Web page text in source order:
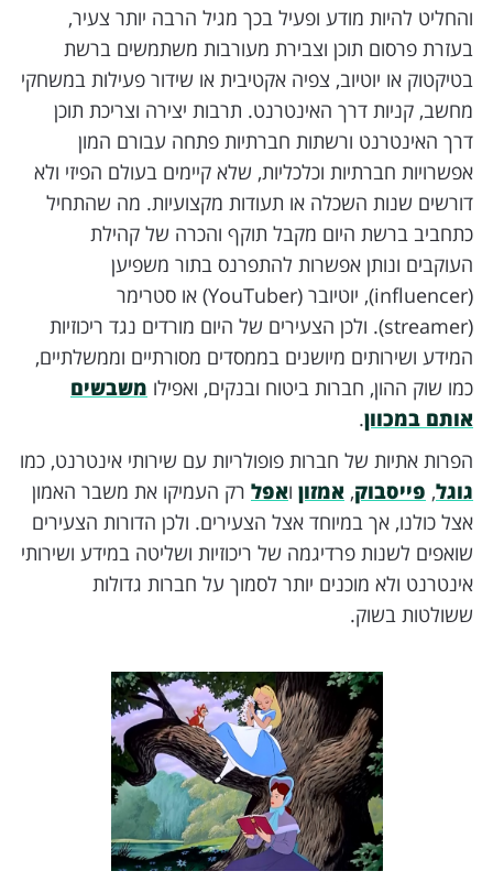
והחליט להיות מודע ופעיל בכך מגיל הרבה יותר צעיר,
בעזרת פרסום תוכן וצבירת מעורבות משתמשים ברשת
בטיקטוק או יוטיוב, צפיה אקטיבית או שידור פעילות במשחקי
מחשב, קניות דרך האינטרנט. תרבות יצירה וצריכת תוכן
דרך האינטרנט ורשתות חברתיות פתחה עבורם המון
אפשרויות חברתיות וכלכליות, שלא קיימים בעולם הפיזי ולא
דורשים שנות השכלה או תעודות מקצועיות. מה שהתחיל
כתחביב ברשת היום מקבל תוקף והכרה של קהילת
העוקבים ונותן אפשרות להתפרנס בתור משפיען
(influencer), יוטיובר (YouTuber) או סטרימר
(streamer). ולכן הצעירים של היום מורדים נגד ריכוזיות
המידע ושירותים מיושנים בממסדים מסורתיים וממשלתיים,
כמו שוק ההון, חברות ביטוח ובנקים, ואפילו משבשים
אותם במכוון.
הפרות אתיות של חברות פופולריות עם שירותי אינטרנט, כמו
גוגל, פייסבוק, אמזון ואפל רק העמיקו את משבר האמון
אצל כולנו, אך במיוחד אצל הצעירים. ולכן הדורות הצעירים
שואפים לשנות פרדיגמה של ריכוזיות ושליטה במידע ושירותי
אינטרנט ולא מוכנים יותר לסמוך על חברות גדולות
ששולטות בשוק.